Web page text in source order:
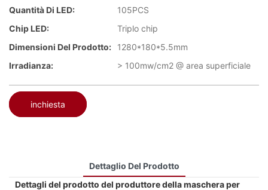
Quantità Di LED:
105PCS
Chip LED:
Triplo chip
Dimensioni Del Prodotto:
1280*180*5.5mm
Irradianza:
> 100mw/cm2 @ area superficiale
inchiesta
Dettaglio Del Prodotto
Dettagli del prodotto del produttore della maschera per